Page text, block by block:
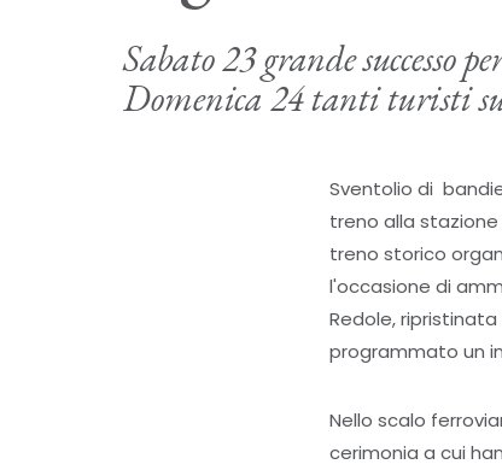
Sabato 23 grande successo
Domenica 24 tanti turisti
Sventolio di
treno alla
treno storico
l'occasione di
Redole,
programmato un
Nello scalo
cerimonia a cui